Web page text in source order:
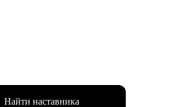
Найти наставника